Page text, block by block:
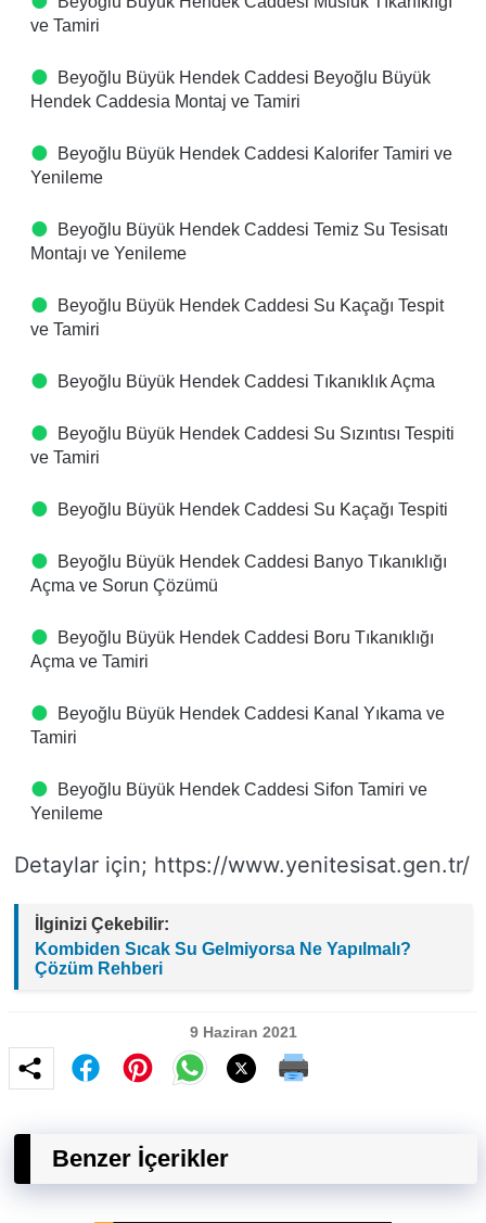
ve Tamiri
Beyoğlu Büyük Hendek Caddesi Beyoğlu Büyük
Hendek Caddesia Montaj ve Tamiri
Beyoğlu Büyük Hendek Caddesi Kalorifer Tamiri ve
Yenileme
Beyoğlu Büyük Hendek Caddesi Temiz Su Tesisatı
Montajı ve Yenileme
Beyoğlu Büyük Hendek Caddesi Su Kaçağı Tespit
ve Tamiri
Beyoğlu Büyük Hendek Caddesi Tıkanıklık Açma
Beyoğlu Büyük Hendek Caddesi Su Sızıntısı Tespiti
ve Tamiri
Beyoğlu Büyük Hendek Caddesi Su Kaçağı Tespiti
Beyoğlu Büyük Hendek Caddesi Banyo Tıkanıklığı
Açma ve Sorun Çözümü
Beyoğlu Büyük Hendek Caddesi Boru Tıkanıklığı
Açma ve Tamiri
Beyoğlu Büyük Hendek Caddesi Kanal Yıkama ve
Tamiri
Beyoğlu Büyük Hendek Caddesi Sifon Tamiri ve
Yenileme
Detaylar için; https://www.yenitesisat.gen.tr/
İlginizi Çekebilir:
Kombiden Sıcak Su Gelmiyorsa Ne Yapılmalı?
Çözüm Rehberi
9 Haziran 2021
Benzer İçerikler